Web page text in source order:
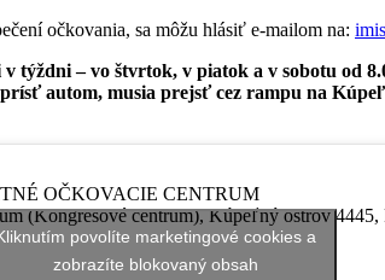
očkovania, sa môžu hlásiť e-mailom na:
– vo štvrtok, v piatok a v sobotu od
autom, musia prejsť cez rampu na
OČKOVACIE CENTRUM
(Kongresové centrum), Kúpeľný ostrov 4445,
povolíte marketingové cookies a
zobrazíte blokovaný obsah